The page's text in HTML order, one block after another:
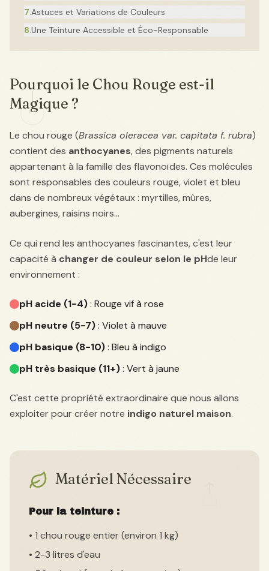
7.Astuces et Variations de Couleurs
8.Une Teinture Accessible et Éco-Responsable
Pourquoi le Chou Rouge est-il
Magique ?
Le chou rouge (Brassica oleracea var. capitata f. rubra)
contient des anthocyanes, des pigments naturels
appartenant à la famille des flavonoïdes. Ces molécules
sont responsables des couleurs rouge, violet et bleu
dans de nombreux végétaux : myrtilles, mûres,
aubergines, raisins noirs...
Ce qui rend les anthocyanes fascinantes, c'est leur
capacité à changer de couleur selon le pHde leur
environnement :
pH acide (1-4): Rouge vif à rose
pH neutre (5-7): Violet à mauve
pH basique (8-10): Bleu à indigo
pH très basique (11+): Vert à jaune
C'est cette propriété extraordinaire que nous allons
exploiter pour créer notre indigo naturel maison.
Matériel Nécessaire
Pour la teinture :
• 1 chou rouge entier (environ 1 kg)
• 2-3 litres d'eau